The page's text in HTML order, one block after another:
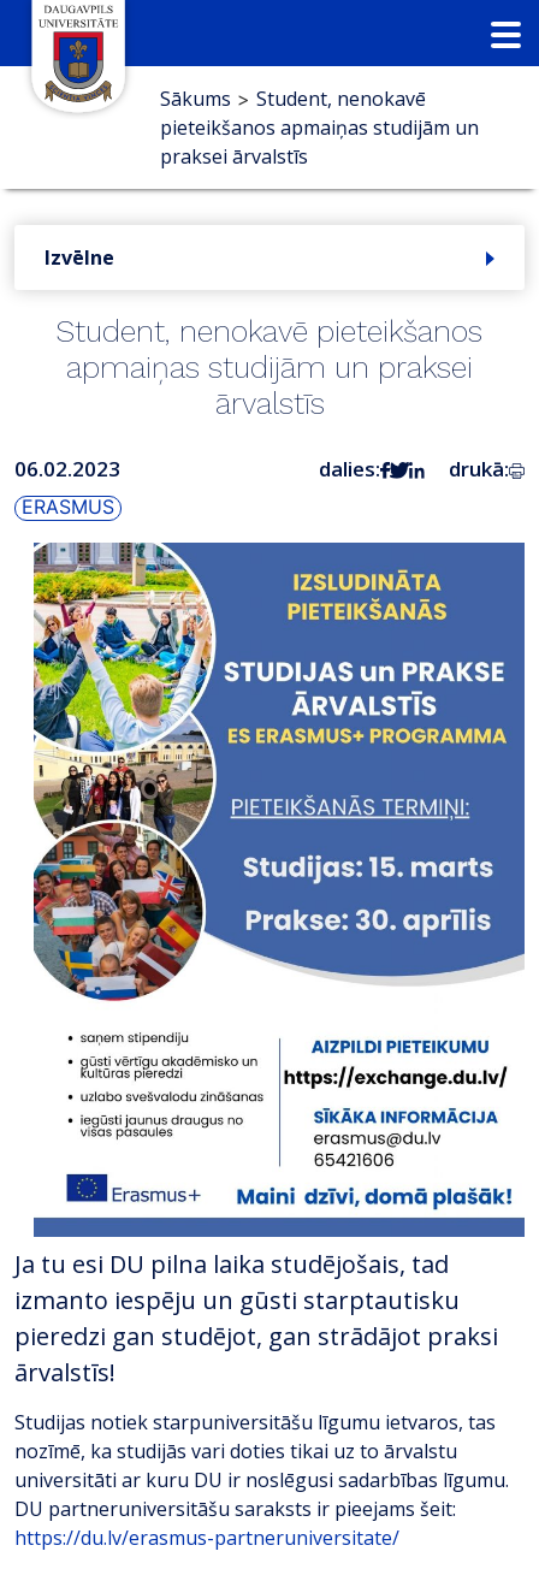
Sākums > Student, nenokavē
pieteikšanos apmaiņas studijām un
praksei ārvalstīs
Izvēlne
Student, nenokavē pieteikšanos
apmaiņas studijām un praksei
ārvalstīs
06.02.2023 dalies: drukā:
ERASMUS
Ja tu esi DU pilna laika studējošais, tad
izmanto iespēju un gūsti starptautisku
pieredzi gan studējot, gan strādājot praksi
ārvalstīs!
Studijas notiek starpuniversitāšu līgumu ietvaros, tas
nozīmē, ka studijās vari doties tikai uz to ārvalstu
universitāti ar kuru DU ir noslēgusi sadarbības līgumu.
DU partneruniversitāšu saraksts ir pieejams šeit:
https://du.lv/erasmus-partneruniversitate/